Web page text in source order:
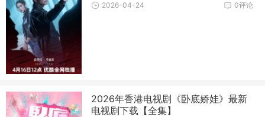
0评论
2026-04-24
2026年香港电视剧《卧底娇娃》最新
电视剧下载【全集】